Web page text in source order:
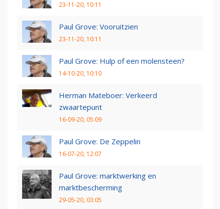
23-11-20, 10:11
Paul Grove: Vooruitzien
23-11-20, 10:11
Paul Grove: Hulp of een molensteen?
14-10-20, 10:10
Herman Mateboer: Verkeerd
zwaartepunt
16-09-20, 05:09
Paul Grove: De Zeppelin
16-07-20, 12:07
Paul Grove: marktwerking en
marktbescherming
29-05-20, 03:05